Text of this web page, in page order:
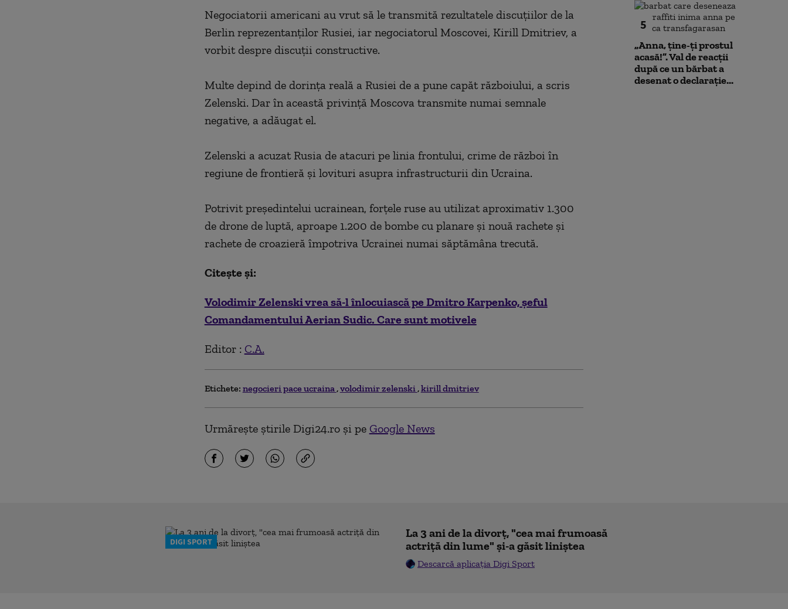
Negociatorii americani au vrut să le transmită rezultatele discuţiilor de la
Berlin reprezentanţilor Rusiei, iar negociatorul Moscovei, Kirill Dmitriev, a
vorbit despre discuţii constructive.
Multe depind de dorinţa reală a Rusiei de a pune capăt războiului, a scris
Zelenski. Dar în această privinţă Moscova transmite numai semnale
negative, a adăugat el.
Zelenski a acuzat Rusia de atacuri pe linia frontului, crime de război în
regiune de frontieră şi lovituri asupra infrastructurii din Ucraina.
Potrivit preşedintelui ucrainean, forţele ruse au utilizat aproximativ 1.300
de drone de luptă, aproape 1.200 de bombe cu planare şi nouă rachete şi
rachete de croazieră împotriva Ucrainei numai săptămâna trecută.
Citește și:
Volodimir Zelenski vrea să-l înlocuiască pe Dmitro Karpenko, şeful
Comandamentului Aerian Sudic. Care sunt motivele
Editor : C.A.
Etichete: negocieri pace ucraina volodimir zelenski kirill dmitriev
Urmărește știrile Digi24.ro și pe Google News
5
„Anna, ţine-ţi prostul
acasă!”. Val de reacții
după ce un bărbat a
desenat o declarație...
DIGI SPORT
La 3 ani de la divorț, "cea mai frumoasă
actriță din lume" și-a găsit liniștea
Descarcă aplicația Digi Sport